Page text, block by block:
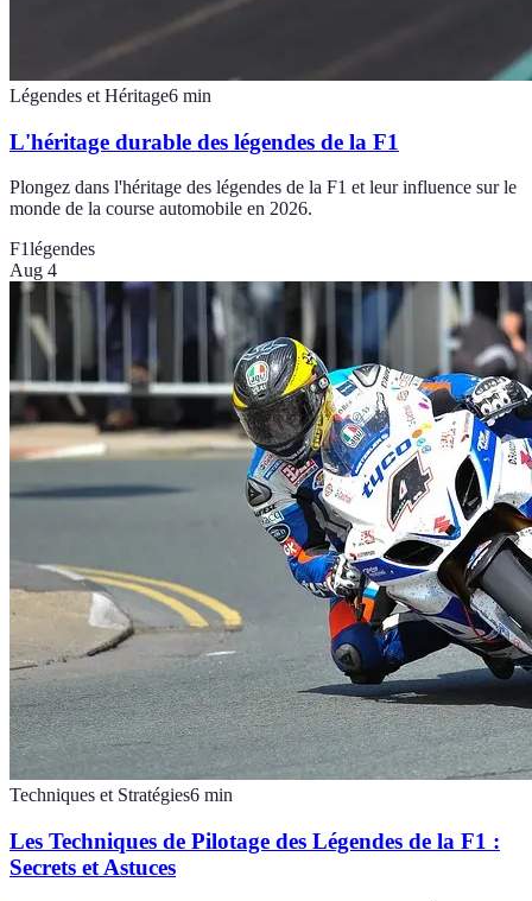
Légendes et Héritage6 min
L'héritage durable des légendes de la F1
Plongez dans l'héritage des légendes de la F1 et leur influence sur le
monde de la course automobile en 2026.
F1légendes
Aug 4
Techniques et Stratégies6 min
Les Techniques de Pilotage des Légendes de la F1 :
Secrets et Astuces